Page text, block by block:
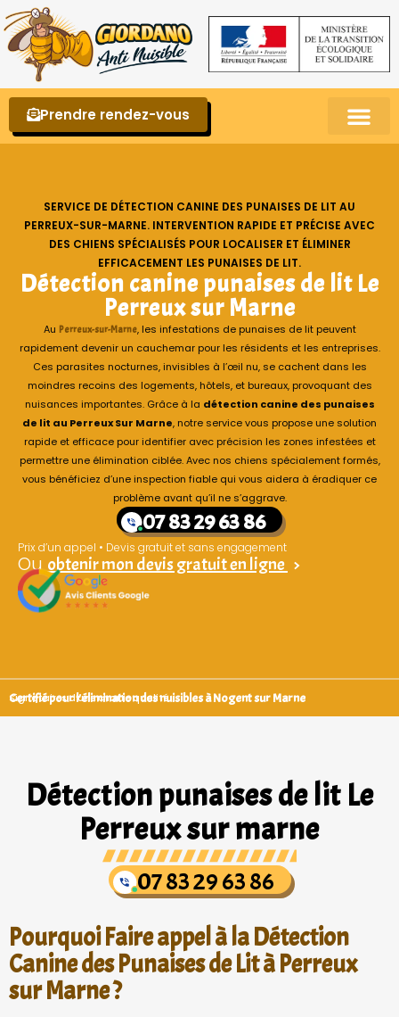
Prendre rendez-vous
SERVICE DE DÉTECTION CANINE DES PUNAISES DE LIT AU
PERREUX-SUR-MARNE. INTERVENTION RAPIDE ET PRÉCISE AVEC
DES CHIENS SPÉCIALISÉS POUR LOCALISER ET ÉLIMINER
EFFICACEMENT LES PUNAISES DE LIT.
Détection canine punaises de lit Le
Perreux sur Marne
Au Perreux-sur-Marne, les infestations de punaises de lit peuvent
rapidement devenir un cauchemar pour les résidents et les entreprises.
Ces parasites nocturnes, invisibles à l’œil nu, se cachent dans les
moindres recoins des logements, hôtels, et bureaux, provoquant des
nuisances importantes. Grâce à la détection canine des punaises
de lit au Perreux Sur Marne, notre service vous propose une solution
rapide et efficace pour identifier avec précision les zones infestées et
permettre une élimination ciblée. Avec nos chiens spécialement formés,
vous bénéficiez d’une inspection fiable qui vous aidera à éradiquer ce
problème avant qu’il ne s’aggrave.
07 83 29 63 86
Prix d’un appel • Devis gratuit et sans engagement
Ouobtenir mon devis gratuit en ligne >
Certifié pour l'élimination des nuisibles à Nogent sur Marne
Signataires d’une charte qualité
Détection punaises de lit Le
Perreux sur marne
07 83 29 63 86
Pourquoi Faire appel à la Détection
Canine des Punaises de Lit à Perreux
sur Marne ?